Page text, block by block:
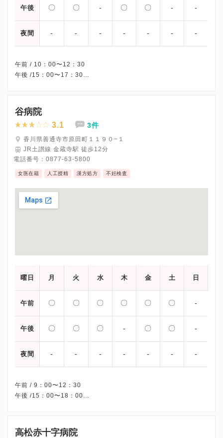
午後 〇 〇 - 〇 〇 - -
夜間 - - - - - - -
午前 / 10：00〜12：30
午後 /15：00〜17：30
谷病院
3.1 3件
香川県善通寺市原田町１１９０−１
JR土讃線 金蔵寺駅 徒歩12分
電話番号： 0877-63-5800
女医在籍 人工授精 漢方処方 不妊検査
曜日 月 火 水 木 金 土 日
午前 〇 〇 〇 〇 〇 〇 -
午後 〇 〇 〇 - 〇 〇 -
夜間 - - - - - - -
午前 / 9：00〜12：30
午後 /15：00〜18：00
※受診前には必ずクリニックHPを確認、または直接お問い合わせ
高松赤十字病院